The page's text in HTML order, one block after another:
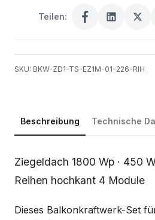
Teilen:
SKU: BKW-ZD1-TS-EZ1M-01-226-RIH
Beschreibung Technische
Beschreibung
Ziegeldach 1800 Wp · 450
Reihen hochkant 4 Module
Dieses Balkonkraftwerk-Set